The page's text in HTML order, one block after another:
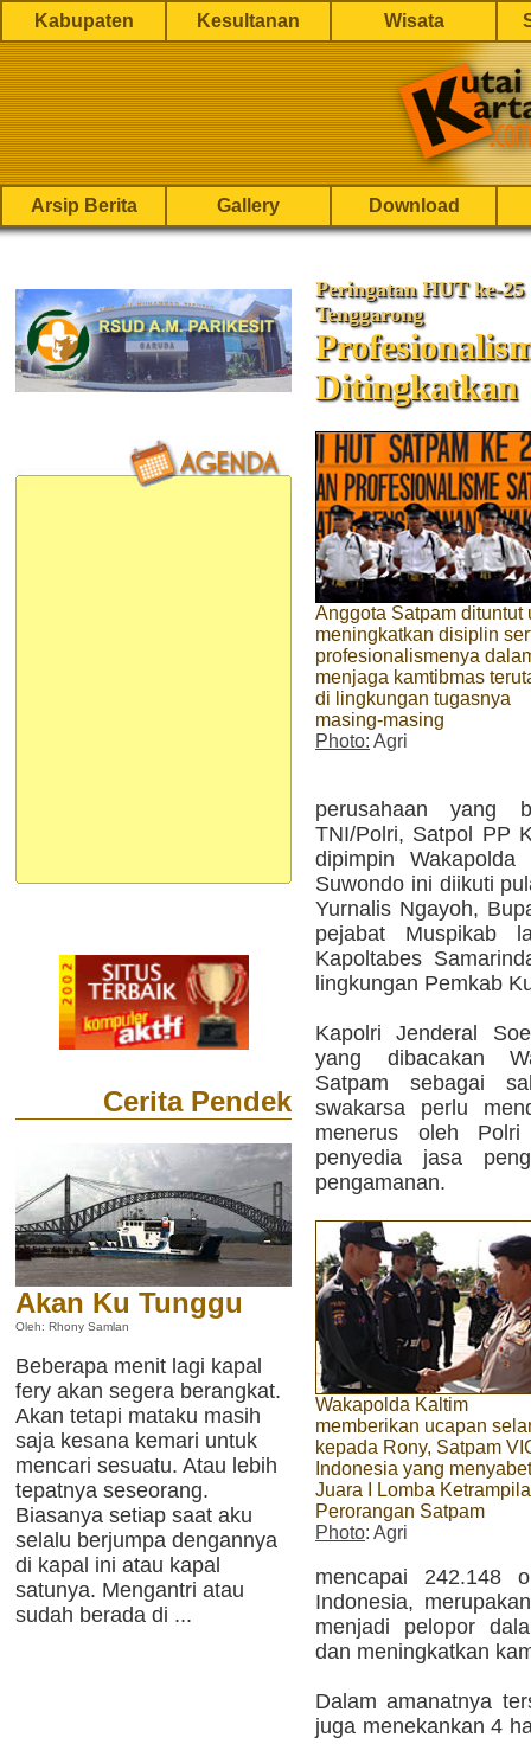
Kabupaten Kesultanan Wisata
Arsip Berita Gallery Download
Cerita Pendek
Akan Ku Tunggu
Oleh: Rhony Samlan
Beberapa menit lagi kapal
fery akan segera berangkat.
Akan tetapi mataku masih
saja kesana kemari untuk
mencari sesuatu. Atau lebih
tepatnya seseorang.
Biasanya setiap saat aku
selalu berjumpa dengannya
di kapal ini atau kapal
satunya. Mengantri atau
sudah berada di ...
Peringatan HUT ke-25
Tenggarong
Ditingkatkan
Anggota Satpam dituntut
meningkatkan disiplin
profesionalismenya
menjaga kamtibmas
di lingkungan tugasnya
masing-masing
Photo: Agri
perusahaan yang
TNI/Polri, Satpol PP
dipimpin
Suwondo ini diikuti
Yurnalis Ngayoh,
pejabat Muspikab
Kapoltabes
lingkungan Pemkab
Kapolri Jenderal
yang dibacakan
Satpam sebagai
swakarsa perlu
menerus oleh
penyedia jasa
pengamanan.
Wakapolda Kaltim
memberikan ucapan
kepada Rony, Satpam
Indonesia yang menyabet
Juara I Lomba
Perorangan Satpam
Photo: Agri
mencapai 242.148
Indonesia,
menjadi pelopor
dan meningkatkan
Dalam amanatnya
juga menekankan 4